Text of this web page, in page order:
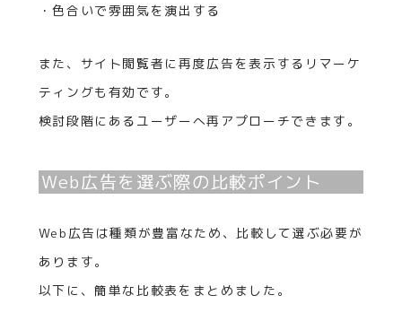
・色合いで雰囲気を演出する
また、サイト閲覧者に再度広告を表示するリマーケ
ティングも有効です。
検討段階にあるユーザーへ再アプローチできます。
Web広告を選ぶ際の比較ポイント
Web広告は種類が豊富なため、比較して選ぶ必要が
あります。
以下に、簡単な比較表をまとめました。